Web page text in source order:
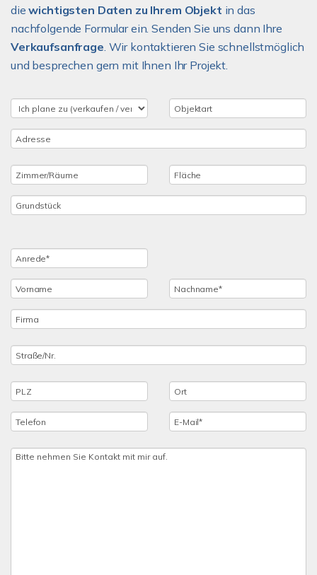
diewichtigsten Daten zu Ihrem Objekt in das
nachfolgende Formular ein. Senden Sie uns dann Ihre
Verkaufsanfrage. Wir kontaktieren Sie schnellstmöglich
und besprechen gern mit Ihnen Ihr Projekt.